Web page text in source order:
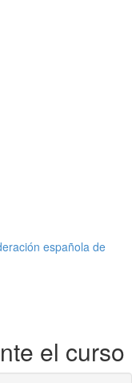
española de
el curso